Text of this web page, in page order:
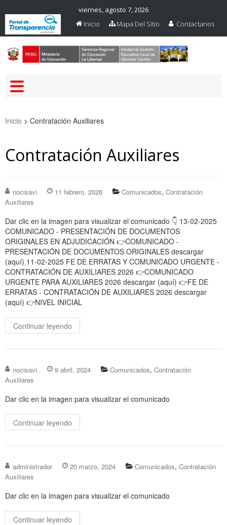
viernes, agosto 7, 2026
Inicio
Mapa Del Sitio Contactanos
Inicio > Contratación Auxiliares
Contratación Auxiliares
nocisavi 11 febrero, 2026 Comunicados, Contratación
Auxiliares
Dar clic en la imagen para visualizar el comunicado 👇 13-02-2025
COMUNICADO - PRESENTACIÓN DE DOCUMENTOS
ORIGINALES EN ADJUDICACIÓN 👉COMUNICADO -
PRESENTACIÓN DE DOCUMENTOS ORIGINALES descargar
(aquí) 11-02-2025 FE DE ERRATAS Y COMUNICADO URGENTE -
CONTRATACIÓN DE AUXILIARES 2026 👉COMUNICADO
URGENTE PARA AUXILIARES 2026 descargar (aquí) 👉FE DE
ERRATAS - CONTRATACIÓN DE AUXILIARES 2026 descargar
(aquí) 👉NIVEL INICIAL
Continuar leyendo
nocisavi 9 abril, 2024 Comunicados, Contratación
Auxiliares
Dar clic en la imagen para visualizar el comunicado
Continuar leyendo
administrador 20 marzo, 2024 Comunicados, Contratación
Auxiliares
Dar clic en la imagen para visualizar el comunicado
Continuar leyendo